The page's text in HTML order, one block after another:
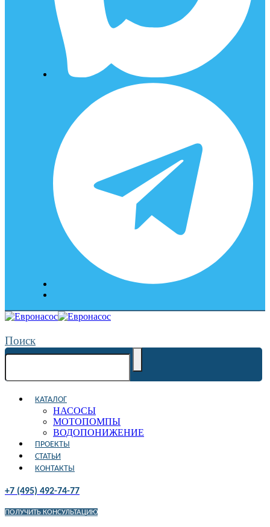
Поиск
КАТАЛОГ
НАСОСЫ
МОТОПОМПЫ
ВОДОПОНИЖЕНИЕ
ПРОЕКТЫ
СТАТЬИ
КОНТАКТЫ
+7 (495) 492-74-77
ПОЛУЧИТЬ КОНСУЛЬТАЦИЮ